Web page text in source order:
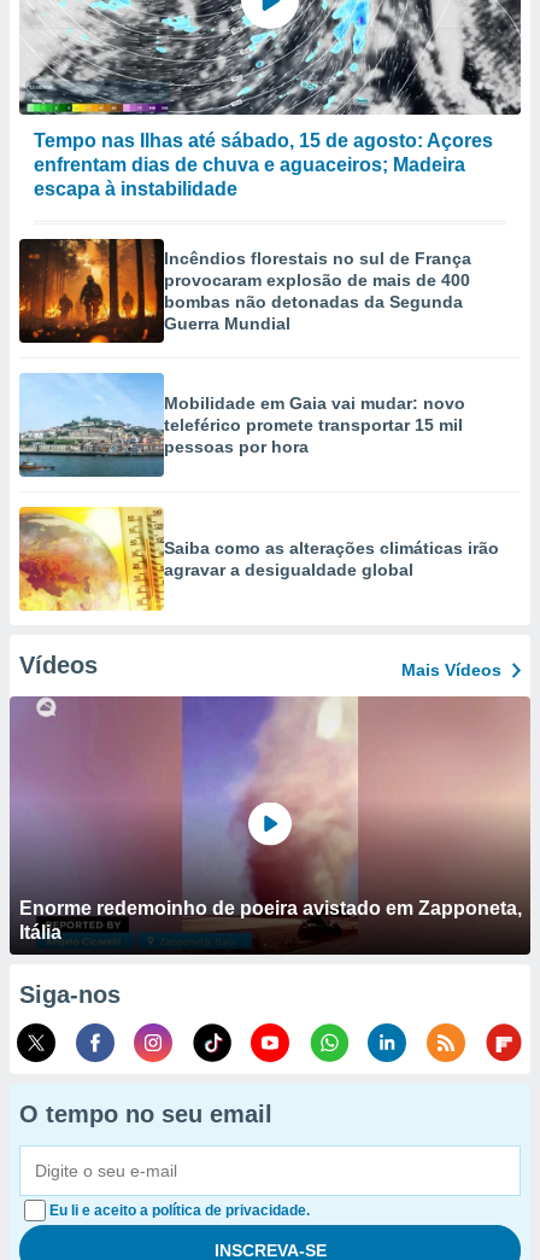
Tempo nas Ilhas até sábado, 15 de agosto: Açores
enfrentam dias de chuva e aguaceiros; Madeira
escapa à instabilidade
Incêndios florestais no sul de França
provocaram explosão de mais de 400
bombas não detonadas da Segunda
Guerra Mundial
Mobilidade em Gaia vai mudar: novo
teleférico promete transportar 15 mil
pessoas por hora
Saiba como as alterações climáticas irão
agravar a desigualdade global
Vídeos Mais Vídeos
Enorme redemoinho de poeira avistado em Zapponeta,
Itália
Siga-nos
O tempo no seu email
Eu li e aceito a política de privacidade.